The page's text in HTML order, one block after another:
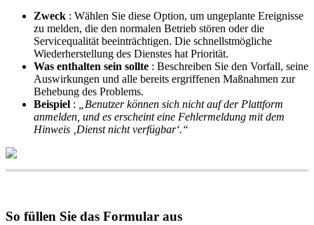
Zweck : Wählen Sie diese Option, um ungeplante Ereignisse
zu melden, die den normalen Betrieb stören oder die
Servicequalität beeinträchtigen. Die schnellstmögliche
Wiederherstellung des Dienstes hat Priorität.
Was enthalten sein sollte : Beschreiben Sie den Vorfall, seine
Auswirkungen und alle bereits ergriffenen Maßnahmen zur
Behebung des Problems.
Beispiel : Benutzer können sich nicht auf der Plattform
anmelden und es erscheint eine Fehlermeldung mit dem
Hinweis Dienst nicht verfügbar‘.“
So füllen Sie das Formular aus